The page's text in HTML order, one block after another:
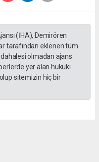
(İHA), Demirören
tarafından eklenen tüm
olmadan ajans
yer alan hukuki
sitemizin hiç bir